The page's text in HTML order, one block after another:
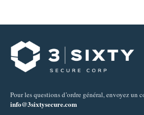
Pour les questions d’ordre général, envoyez un
info@3sixtysecure.com